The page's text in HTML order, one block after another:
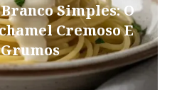
Simples: O
Cremoso E